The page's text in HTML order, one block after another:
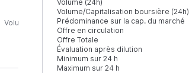
Volume (24h)
Volume/Capitalisation boursière (24h)
Prédominance sur la cap. du marché
Offre en circulation
Offre Totale
Évaluation après dilution
Minimum sur 24 h
Maximum sur 24 h
Volume (24h) % du volume Confiance